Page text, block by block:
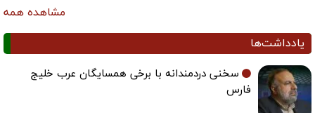
سخنی دردمندانه با برخی همسایگان عرب خلیج
فارس